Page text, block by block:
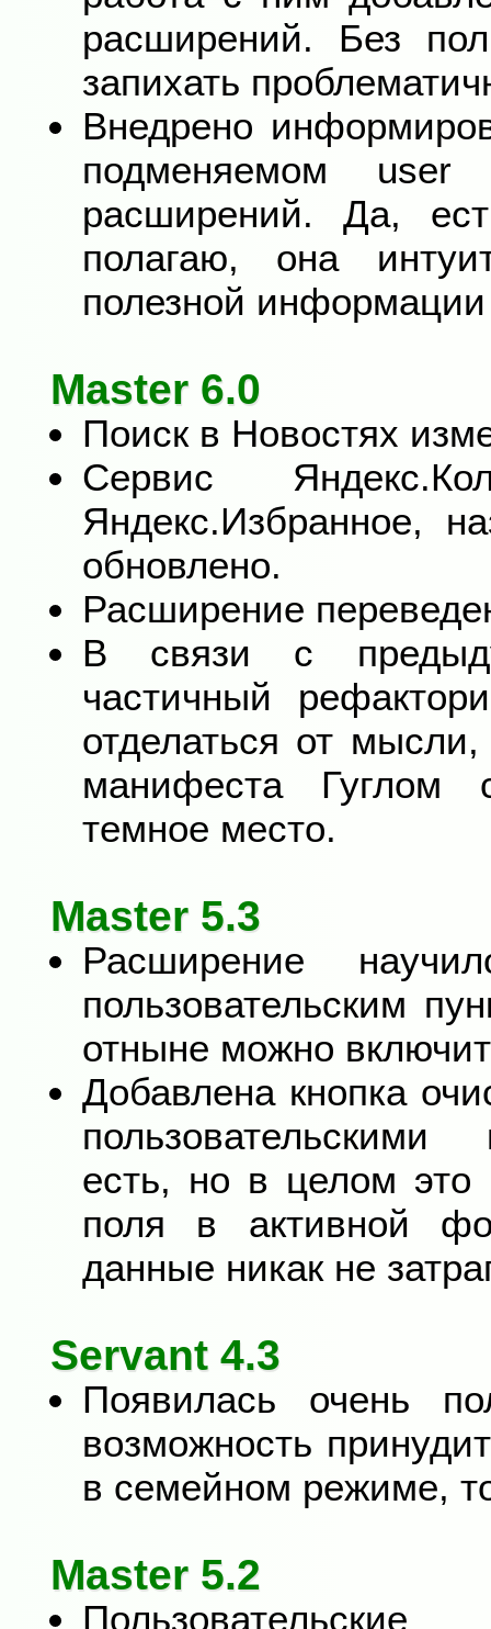
расширений. Без
запихать
Внедрено
подменяемом
расширений. Да,
полагаю, она
полезной
Master 6.0
Поиск в Новостях
Сервис
Яндекс.Избранное,
обновлено.
Расширение
В связи с
частичный
отделаться от
манифеста Гуглом
темное место.
Master 5.3
Расширение
пользовательским
отныне можно
Добавлена кнопка
есть, но в целом это
поля в активной
данные никак не
Servant 4.3
Появилась очень
возможность
в семейном режиме,
Master 5.2